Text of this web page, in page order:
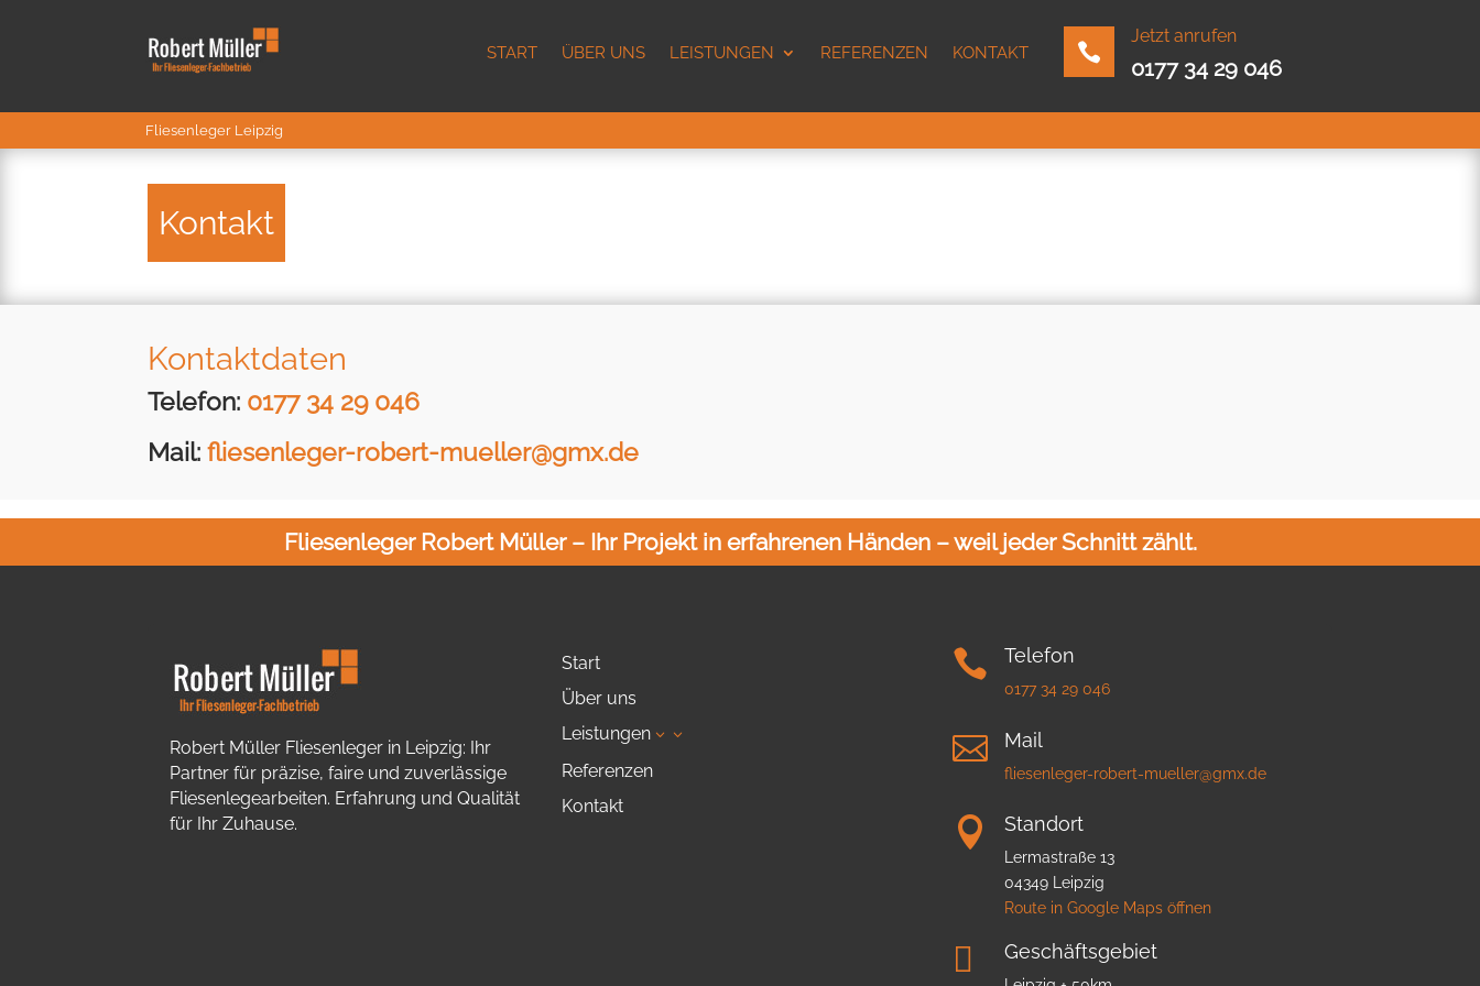
START ÜBER UNS LEISTUNGEN REFERENZEN KONTAKT 
Jetzt anrufen
0177 34 29 046
Fliesenleger Leipzig
Kontakt
Kontaktdaten
Telefon: 0177 34 29 046
Mail:fliesenleger-robert-mueller@gmx.de
Fliesenleger Robert Müller – Ihr Projekt in erfahrenen Händen – weil jeder Schnitt zählt.
Robert Müller Fliesenleger in Leipzig: Ihr
Partner für präzise, faire und zuverlässige
Fliesenlegearbeiten. Erfahrung und Qualität
für Ihr Zuhause.
Start
Über uns
Leistungen
3
Referenzen
Kontakt
 Telefon
0177 34 29 046
 Mail
fliesenleger-robert-mueller@gmx.de
 Standort
Lermastraße 13
04349 Leipzig
Route in Google Maps öffnen
 Geschäftsgebiet